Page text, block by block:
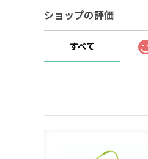
ショップの評価
すべて